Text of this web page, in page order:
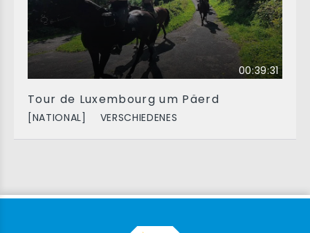
00:39:31
Tour de Luxembourg um Päerd
[NATIONAL] VERSCHIEDENES